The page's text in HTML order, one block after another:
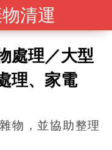
清運
處理／大型
理、家電
物，並協助整理